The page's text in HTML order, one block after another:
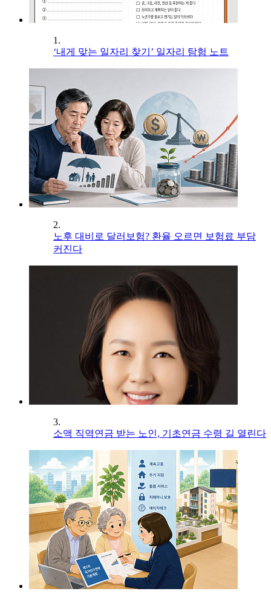
1.
‘내게 맞는 일자리 찾기’ 일자리 탐험 노트
2.
노후 대비로 달러보험? 환율 오르면 보험료 부담
커진다
3.
소액 직역연금 받는 노인, 기초연금 수령 길 열린다